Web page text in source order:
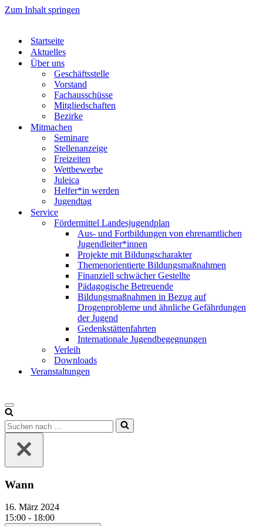
Zum Inhalt springen
Startseite
Aktuelles
Über uns
Geschäftsstelle
Vorstand
Fachausschüsse
Mitgliedschaften
Bezirke
Mitmachen
Seminare
Stellenanzeige
Freizeiten
Wettbewerbe
Juleica
Helfer*in werden
Jugendtag
Service
Fördermittel Landesjugendplan
Aus- und Fortbildungen von ehrenamtlichen
Jugendleiter*innen
Projekte mit Bildungscharakter
Themenorientierte Bildungsmaßnahmen
Finanziell schwächer Gestellte
Pädagogische Betreuende
Bildungsmaßnahmen in Bezug auf
Drogenprobleme und ähnliche Gefährdungen
der Jugend
Gedenkstättenfahrten
Internationale Jugendbegegnungen
Verleih
Downloads
Veranstaltungen
Wann
16. März 2024
15:00 - 18:00